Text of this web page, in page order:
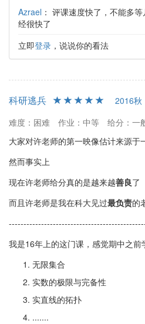
Azrael ： 评课速度快了，不能多
经很快了
立即登录 ，说说你的看法
科研逃兵
2016秋
难度：困难
作业：中等 给分：一
大家对许老师的第一映像估计来源于
然而事实上
现在许老师给分真的是越来越善良了
而且许老师是我在科大见过最负责的
我是16年上的这门课，感觉期中之
无限集合
实数的极限与完备性
实直线的拓扑
.......